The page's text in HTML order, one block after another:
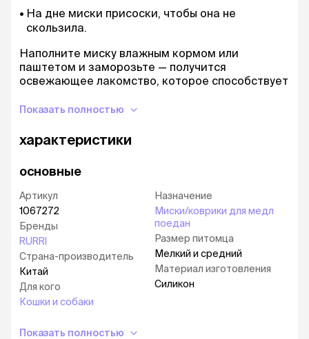
На дне миски присоски, чтобы она не
скользила.
Наполните миску влажным кормом или
паштетом и заморозьте — получится
освежающее лакомство, которое способствует
Показать полностью
характеристики
основные
Артикул
1067272
Бренды
RURRI
Страна-производитель
Китай
Для кого
Кошки и собаки
Назначение
Миски/коврики для медл
поедан
Размер питомца
Мелкий и средний
Материал изготовления
Силикон
Показать полностью